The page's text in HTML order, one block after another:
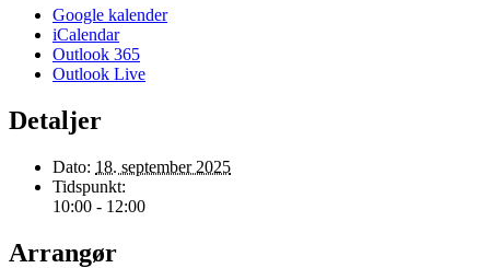
Google kalender
iCalendar
Outlook 365
Outlook Live
Detaljer
Dato: 18. september 2025
Tidspunkt:
10:00 - 12:00
Arrangør